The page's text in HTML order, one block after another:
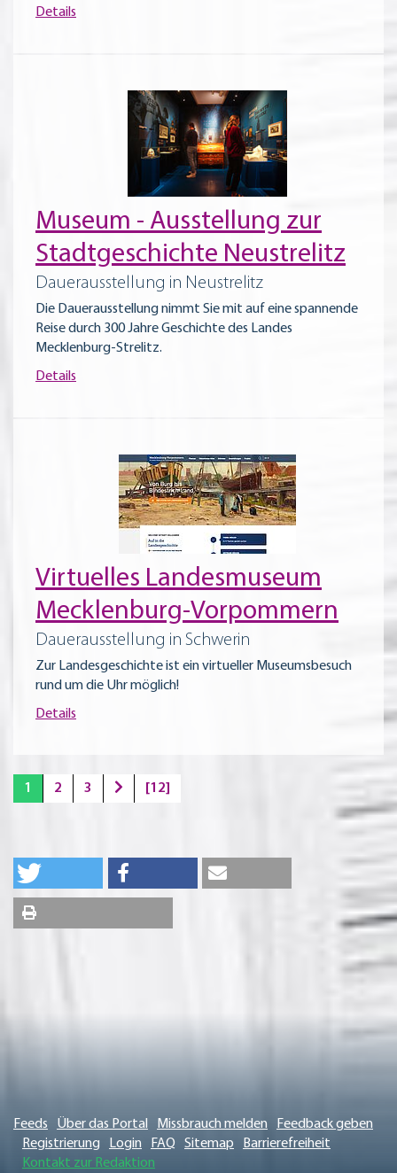
Details
Museum - Ausstellung zur
Stadtgeschichte Neustrelitz
Dauerausstellung in Neustrelitz
Die Dauerausstellung nimmt Sie mit auf eine spannende
Reise durch 300 Jahre Geschichte des Landes
Mecklenburg-Strelitz.
Details
Virtuelles Landesmuseum
Mecklenburg-Vorpommern
Dauerausstellung in Schwerin
Zur Landesgeschichte ist ein virtueller Museumsbesuch
rund um die Uhr möglich!
Details
1 2 3 [12]
Feeds Über das Portal Missbrauch melden
Feedback geben
Registrierung
Login FAQ Sitemap
Barrierefreiheit
Kontakt zur Redaktion